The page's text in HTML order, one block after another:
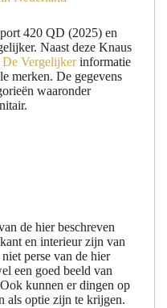
420 QD (2025) en
Naast deze Knaus
De Vergelijkerinformatie
merken. De gegevens
waaronder
de hier beschreven
en interieur zijn van
perse van de hier
een goed beeld van
kunnen er dingen op
als optie zijn te krijgen.